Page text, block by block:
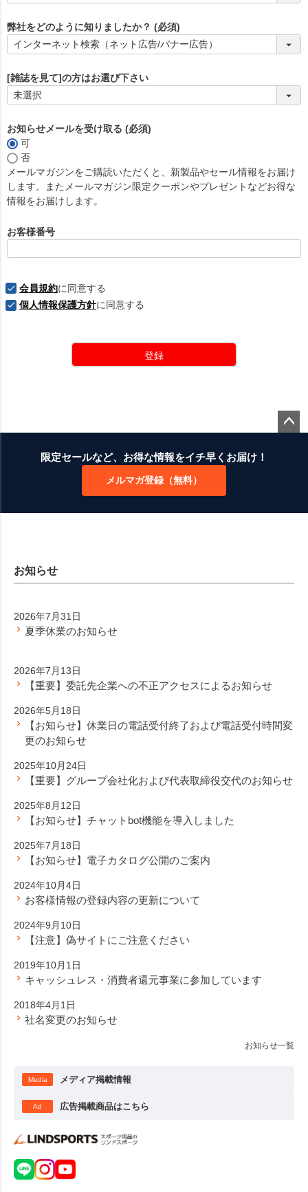
弊社をどのように知りましたか？ (必須)
[雑誌を見て]の方はお選び下さい
お知らせメールを受け取る (必須)
可
否
メールマガジンをご購読いただくと、新製品やセール情報をお届け
します。またメールマガジン限定クーポンやプレゼントなどお得な
情報をお届けします。
お客様番号
会員規約に同意する
個人情報保護方針に同意する
登録
限定セールなど、お得な情報をイチ早くお届け！
メルマガ登録（無料）
お知らせ
2026年7月31日
夏季休業のお知らせ
2026年7月13日
【重要】委託先企業への不正アクセスによるお知らせ
2026年5月18日
【お知らせ】休業日の電話受付終了および電話受付時間変
更のお知らせ
2025年10月24日
【重要】グループ会社化および代表取締役交代のお知らせ
2025年8月12日
【お知らせ】チャットbot機能を導入しました
2025年7月18日
【お知らせ】電子カタログ公開のご案内
2024年10月4日
お客様情報の登録内容の更新について
2024年9月10日
【注意】偽サイトにご注意ください
2019年10月1日
キャッシュレス・消費者還元事業に参加しています
2018年4月1日
社名変更のお知らせ
お知らせ一覧
Media メディア掲載情報
Ad 広告掲載商品はこちら